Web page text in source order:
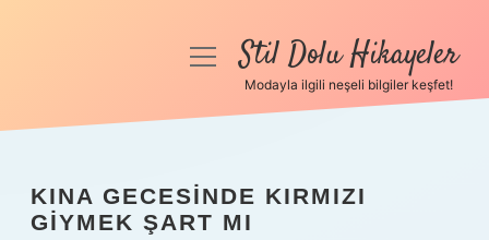
Anasayfa
Yasal Uyarı
menüyüStil Dolu Hikayeler
Modayla ilgili neşeli bilgiler keşfet!
KINA GECESINDE KIRMIZI
GIYMEK ŞART MI